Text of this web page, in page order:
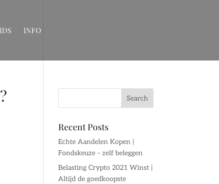
INFO
Recent Posts
Echte Aandelen Kopen |
Fondskeuze – zelf beleggen
Belasting Crypto 2021 Winst |
Altijd de goedkoopste